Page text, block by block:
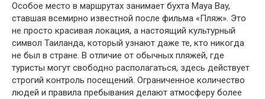
Особое место в маршрутах занимает бухта Maya Bay,
ставшая всемирно известной после фильма «Пляж». Это
не просто красивая локация, а настоящий культурный
символ Таиланда, который узнают даже те, кто никогда
не был в стране. В отличие от обычных пляжей, где
туристы могут свободно располагаться, здесь действует
строгий контроль посещений. Ограниченное количество
людей и правила пребывания делают атмосферу более